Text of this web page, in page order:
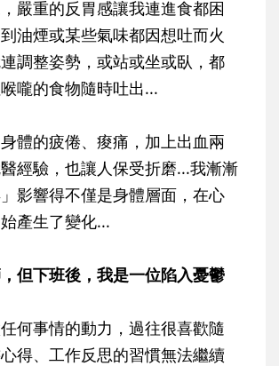
嚴重的反胃感讓我連進食都困
油煙或某些氣味都因想吐而火
調整姿勢，或站或坐或臥，都
嚨的食物隨時吐出...
體的疲倦、痠痛，加上出血兩
經驗，也讓人保受折磨...我漸漸
影響得不僅是身體層面，在心
產生了變化...
但下班後，我是一位陷入憂鬱
何事情的動力，過往很喜歡隨
得、工作反思的習慣無法繼續